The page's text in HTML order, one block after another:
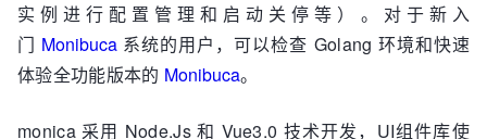
实例进行配置管理和启动关停等）。对于新入
门 Monibuca 系统的用户，可以检查 Golang 环境和快速
体验全功能版本的 Monibuca。
monica 采用 Node.Js 和 Vue3.0 技术开发，UI组件库使